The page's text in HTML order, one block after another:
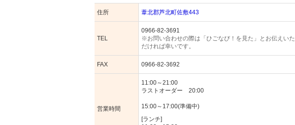
住所 葦北郡芦北町佐敷443
TEL
0966-82-3691
※お問い合わせの際は「ひごなび！を見た」とお伝えいた
だければ幸いです。
FAX 0966-82-3692
営業時間
11:00～21:00
ラストオーダー 20:00
15:00～17:00(準備中)
[ランチ]